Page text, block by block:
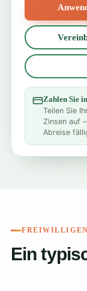
Zahlen Sie
Teilen Sie
Zinsen auf
Abreise
Ein